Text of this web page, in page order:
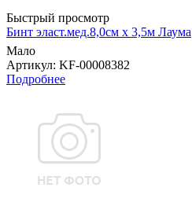
Быстрый просмотр
Бинт эласт.мед.8,0см х 3,5м Лаума
Мало
Артикул: KF-00008382
Подробнее